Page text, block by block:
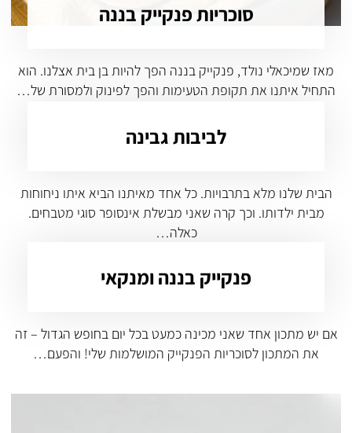
סוכריות פנקייק בננה
מאז שמיכאלי נולד, פנקייק בננה הפך להיות בן בית אצלנו. הוא
התחיל איתנו את תקופת הטעימות והפך לפינוק ולמסורת של…
לביבות גבינה
הבית שלנו מלא בתרבויות. כל אחד מאיתנו הביא איתו ניחוחות
מבית ילדותו. וכך קרה שאני מבשלת אינסופר סוגי מטבחים.
כאלה…
פנקייק בננה ומנקאי
אם יש מתכון אחד שאני מכינה כמעט בכל יום בחופש הגדול – זה
את המתכון לסוכריות הפנקייק המושלמות שלי! והפעם…